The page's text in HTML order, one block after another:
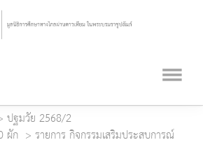
ปฐมวัย 2568/2
ผัก
รายการ กิจกรรมเสริมประสบการณ์